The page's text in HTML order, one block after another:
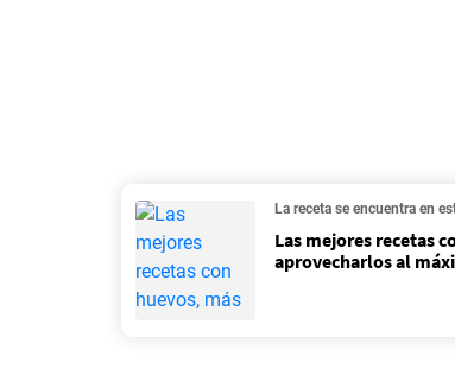
La receta se encuentra en
Las mejores recetas
aprovecharlos al